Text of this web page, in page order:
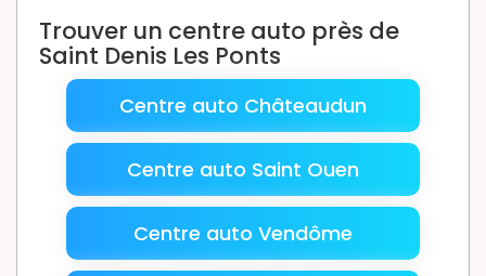
Trouver un centre auto près de
Saint Denis Les Ponts
Centre auto Châteaudun
Centre auto Saint Ouen
Centre auto Vendôme